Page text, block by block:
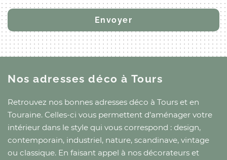
Nos adresses décoà Tours
Retrouvez nos bonnes adresses déco à Tours et en
Touraine. Celles-ci vous permettent d’aménager votre
intérieur dans le style qui vous correspond : design,
contemporain, industriel, nature, scandinave, vintage
ou classique. En faisant appel à nos décorateurs et